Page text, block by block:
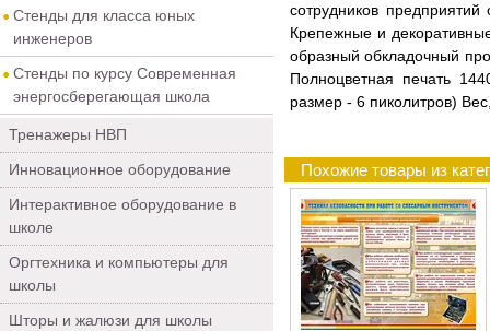
Стенды для класса юных
инженеров
Стенды по курсу Современная
энергосберегающая школа
Тренажеры НВП
Инновационное оборудование
Интерактивное оборудование в
школе
Оргтехника и компьютеры для
школы
Шторы и жалюзи для школы
сотрудников
Крепежные и
образный обкладочный
Полноцветная печать
размер - 6 пиколитров)
Похожие товары из